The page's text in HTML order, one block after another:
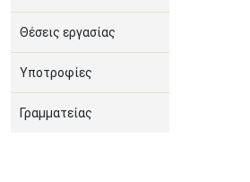
Θέσεις εργασίας
Υποτροφίες
Γραμματείας